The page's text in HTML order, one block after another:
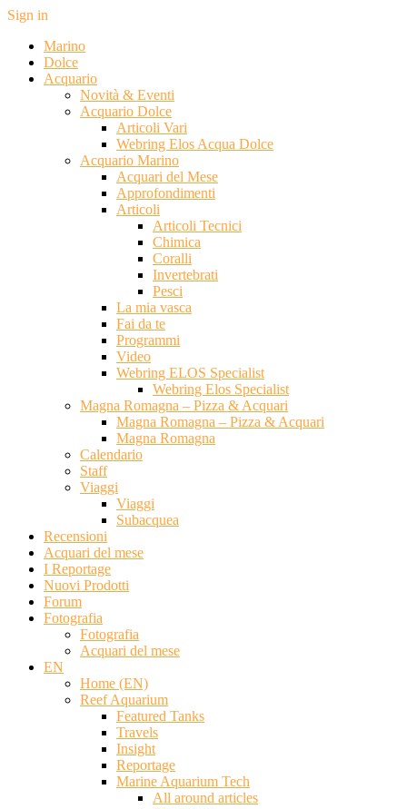
Sign in
Marino
Dolce
Acquario
Novità & Eventi
Acquario Dolce
Articoli Vari
Webring Elos Acqua Dolce
Acquario Marino
Acquari del Mese
Approfondimenti
Articoli
Articoli Tecnici
Chimica
Coralli
Invertebrati
Pesci
La mia vasca
Fai da te
Programmi
Video
Webring ELOS Specialist
Webring Elos Specialist
Magna Romagna – Pizza & Acquari
Magna Romagna – Pizza & Acquari
Magna Romagna
Calendario
Staff
Viaggi
Viaggi
Subacquea
Recensioni
Acquari del mese
I Reportage
Nuovi Prodotti
Forum
Fotografia
Fotografia
Acquari del mese
EN
Home (EN)
Reef Aquarium
Featured Tanks
Travels
Insight
Reportage
Marine Aquarium Tech
All around articles